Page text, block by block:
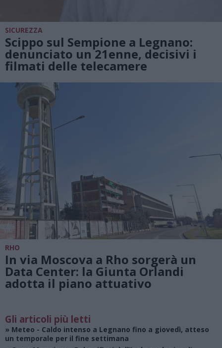
SICUREZZA
Scippo sul Sempione a Legnano:
denunciato un 21enne, decisivi i
filmati delle telecamere
RHO
In via Moscova a Rho sorgerà un
Data Center: la Giunta Orlandi
adotta il piano attuativo
Gli articoli più letti
» Meteo - Caldo intenso a Legnano fino a giovedì, atteso
un temporale per il fine settimana